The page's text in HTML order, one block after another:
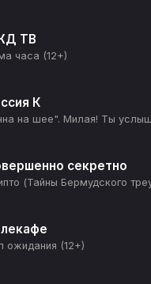
ТВ
часа (12+)
К
на шее". Милая! Ты
секретно
(Тайны Бермудского
ожидания (12+)